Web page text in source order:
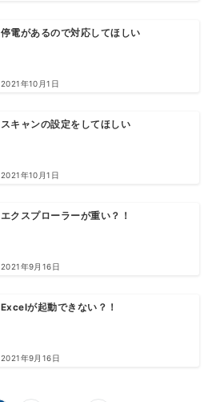
停電があるので対応してほしい
2021年10月1日
スキャンの設定をしてほしい
2021年10月1日
エクスプローラーが重い？！
2021年9月16日
Excelが起動できない？！
2021年9月16日